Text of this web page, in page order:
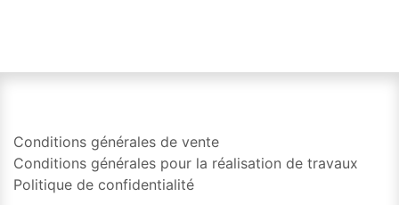
Conditions générales de vente
Conditions générales pour la réalisation de travaux
Politique de confidentialité